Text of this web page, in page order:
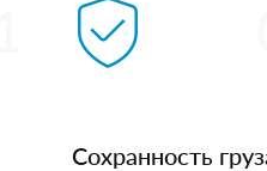
Сохранность